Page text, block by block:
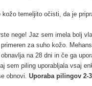
kožo temeljito očisti, da je
nege! Jaz sem imela bolj
za suho kožo.
na 28 dni in če ga
sem piling uporabljala vsaj
obnovi. Uporaba pilingov 2-